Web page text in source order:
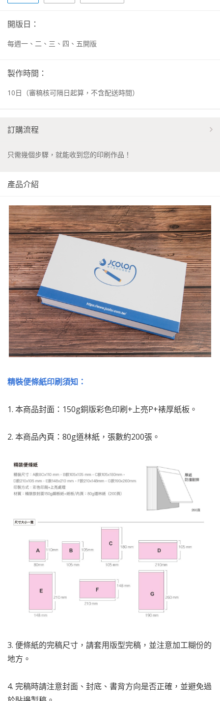
開版日：
每週一、二、三、四、五開版
製作時間：
10日 （審稿核可隔日起算，不含配送時間）
訂購流程
只需幾個步驟，就能收到您的印刷作品！
產品介紹
精裝便條紙印刷須知：
1. 本商品封面：150g銅版彩色印刷+上亮P+裱厚紙板。
2. 本商品內頁：80g道林紙，張數約200張。
3. 便條紙的完稿尺寸，請套用版型完稿，並注意加工糊份的
地方。
4. 完稿時請注意封面、封底、書背方向是否正確，並避免過